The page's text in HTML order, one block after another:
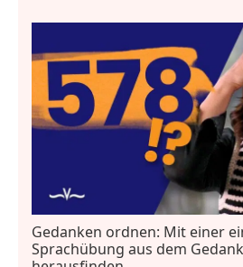
Gedanken ordnen: Mit einer
Sprachübung aus dem